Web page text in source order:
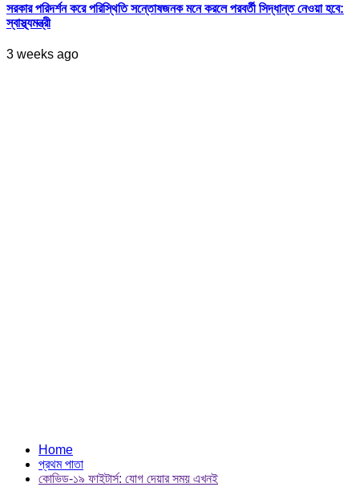
সরকার পরিদর্শন করে পরিস্থিতি সন্তোষজনক মনে করলে পরবর্তী সিদ্ধান্ত নেওয়া হবে:
স্বাস্থ্যমন্ত্রী
3 weeks ago
Home
প্রথম পাতা
কোভিড-১৯ ফাইটার্স: যোগ দেয়ার সময় এখনই